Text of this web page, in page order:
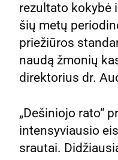
rezultato kokybė
šių metų
priežiūros
naudą žmonių
direktorius dr.
„Dešiniojo rato“
intensyviausio
srautai.